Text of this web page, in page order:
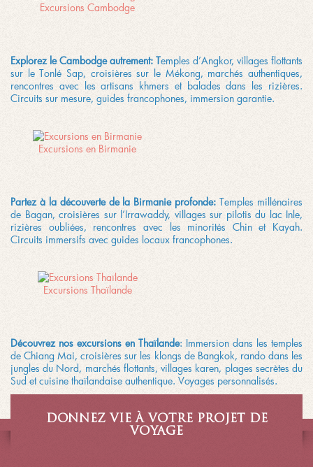
Excursions Cambodge
Explorez le Cambodge autrement: Temples d’Angkor, villages flottants
sur le Tonlé Sap, croisières sur le Mékong, marchés authentiques,
rencontres avec les artisans khmers et balades dans les rizières.
Circuits sur mesure, guides francophones, immersion garantie.
Excursions en Birmanie
Partez à la découverte de la Birmanie profonde:Temples millénaires
de Bagan, croisières sur l’Irrawaddy, villages sur pilotis du lac Inle,
rizières oubliées, rencontres avec les minorités Chin et Kayah.
Circuits immersifs avec guides locaux francophones.
Excursions Thaïlande
Découvrez nos excursions en Thaïlande: Immersion dans les temples
de Chiang Mai, croisières sur les klongs de Bangkok, rando dans les
jungles du Nord, marchés flottants, villages karen, plages secrètes du
Sud et cuisine thaïlandaise authentique. Voyages personnalisés.
DONNEZ VIE À VOTRE PROJET DE
VOYAGE